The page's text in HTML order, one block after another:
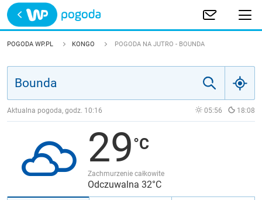
Trwa ładowanie
POLSKA
POGODA WP.PL KONGO POGODA NA JUTRO - BOUNDA
Aktualna pogoda, godz. 10:16 05:56 18:08
29
Zachmurzenie całkowite
Odczuwalna 32°C